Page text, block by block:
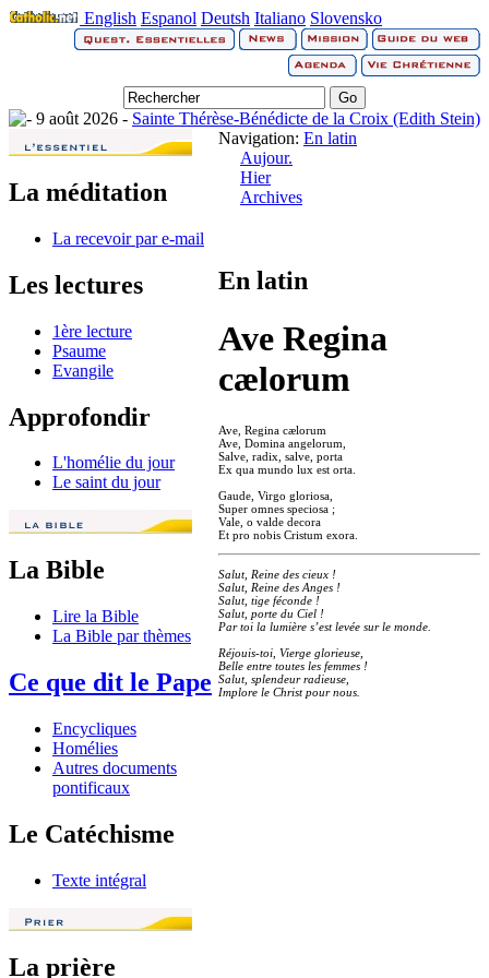
English Espanol Deutsh Italiano Slovensko
9 août 2026 - Sainte Thérèse-Bénédicte de la Croix (Edith Stein)
La méditation
La recevoir par e-mail
Les lectures
1ère lecture
Psaume
Evangile
Approfondir
L'homélie du jour
Le saint du jour
La Bible
Lire la Bible
La Bible par thèmes
Ce que dit le Pape
Encycliques
Homélies
Autres documents
pontificaux
Le Catéchisme
Texte intégral
La prière
Navigation: En latin
Aujour.
Hier
Archives
En latin
Ave Regina
cælorum
Ave, Regina cælorum
Ave, Domina angelorum,
Salve, radix, salve, porta
Ex qua mundo lux est orta.
Gaude, Virgo gloriosa,
Super omnes speciosa ;
Vale, o valde decora
Et pro nobis Cristum exora.
Salut, Reine des cieux !
Salut, Reine des Anges !
Salut, tige féconde !
Salut, porte du Ciel !
Par toi la lumière s’est levée sur le monde.
Réjouis-toi, Vierge glorieuse,
Belle entre toutes les femmes !
Salut, splendeur radieuse,
Implore le Christ pour nous.